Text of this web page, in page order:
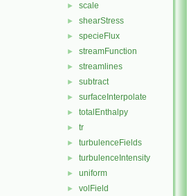
► scale
► shearStress
► specieFlux
► streamFunction
► streamlines
► subtract
► surfaceInterpolate
► totalEnthalpy
► tr
► turbulenceFields
► turbulenceIntensity
► uniform
► volField